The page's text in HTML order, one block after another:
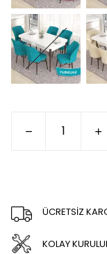
ÜCRETSİZ
KOLAY